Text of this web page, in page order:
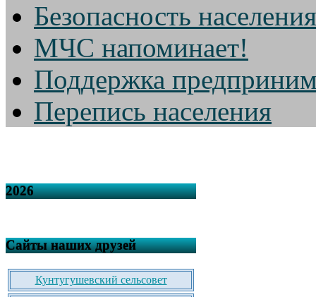
Безопасность населения
МЧС напоминает!
Поддержка
Перепись населения
2026
Сайты наших друзей
Кунтугушевский сельсовет